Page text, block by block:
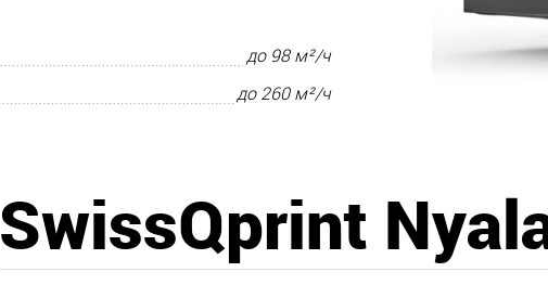
до 98 м²/ч
до 260 м²/ч
SwissQprint